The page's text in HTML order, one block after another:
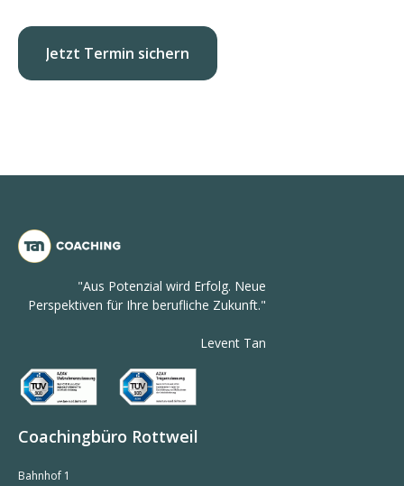
Jetzt Termin sichern
Bahnhof 1
Coachingbüro Rottweil
"Aus Potenzial wird Erfolg. Neue
Perspektiven für Ihre berufliche Zukunft."
Levent Tan